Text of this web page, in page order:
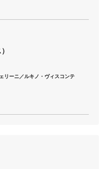
リーニ／ルキノ・ヴィスコンテ